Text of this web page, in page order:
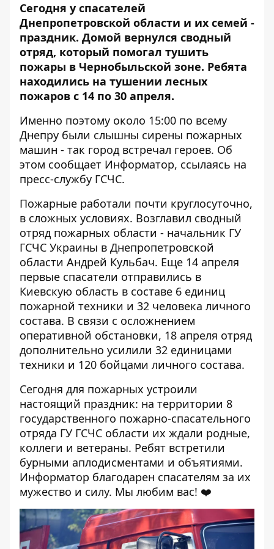
Сегодня у спасателей
Днепропетровской области и их семей -
праздник. Домой вернулся сводный
отряд, который помогал тушить
пожары в Чернобыльской зоне. Ребята
находились на тушении лесных
пожаров с 14 по 30 апреля.
Именно поэтому около 15:00 по всему
Днепру были слышны сирены пожарных
машин - так город встречал героев. Об
этом сообщает Информатор, ссылаясь на
пресс-службу ГСЧС.
Пожарные работали почти круглосуточно,
в сложных условиях. Возглавил сводный
отряд пожарных области - начальник ГУ
ГСЧС Украины в Днепропетровской
области Андрей Кульбач. Еще 14 апреля
первые спасатели отправились в
Киевскую область в составе 6 единиц
пожарной техники и 32 человека личного
состава. В связи с осложнением
оперативной обстановки, 18 апреля отряд
дополнительно усилили 32 единицами
техники и 120 бойцами личного состава.
Сегодня для пожарных устроили
настоящий праздник: на территории 8
государственного пожарно-спасательного
отряда ГУ ГСЧС области их ждали родные,
коллеги и ветераны. Ребят встретили
бурными аплодисментами и объятиями.
Информатор благодарен спасателям за их
мужество и силу. Мы любим вас! ❤️